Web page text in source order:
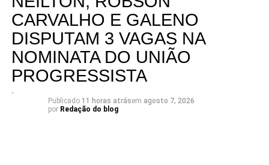
CARVALHO E GALENO
DISPUTAM 3 VAGAS NA
NOMINATA DO UNIÃO
PROGRESSISTA
Publicado 11 horas atrásem agosto 7, 2026
por Redação do blog